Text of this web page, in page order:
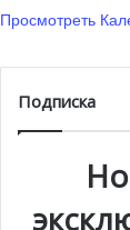
Стефан
Просмотреть
Подписка